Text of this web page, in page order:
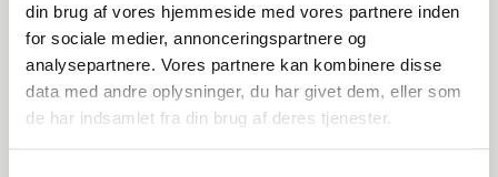
din brug af vores hjemmeside med vores partnere inden
for sociale medier, annonceringspartnere og
analysepartnere. Vores partnere kan kombinere disse
data med andre oplysninger, du har givet dem, eller som
de har indsamlet fra din brug af deres tjenester.
Har du spørgsmål?
Vi står klar til at hjælpe med spørgsmål om produkter,